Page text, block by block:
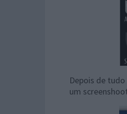
Depois de
um